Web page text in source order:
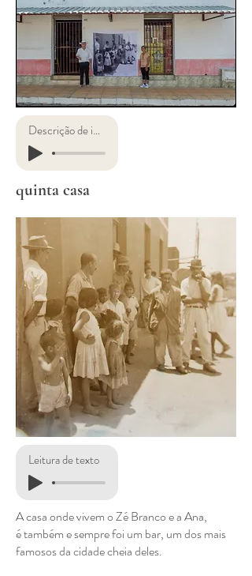
Descrição de imagens
quinta casa
Leitura de texto
A casa onde vivem o Zé Branco e a Ana,
é também e sempre foi um bar, um dos mais
famosos da cidade cheia deles.